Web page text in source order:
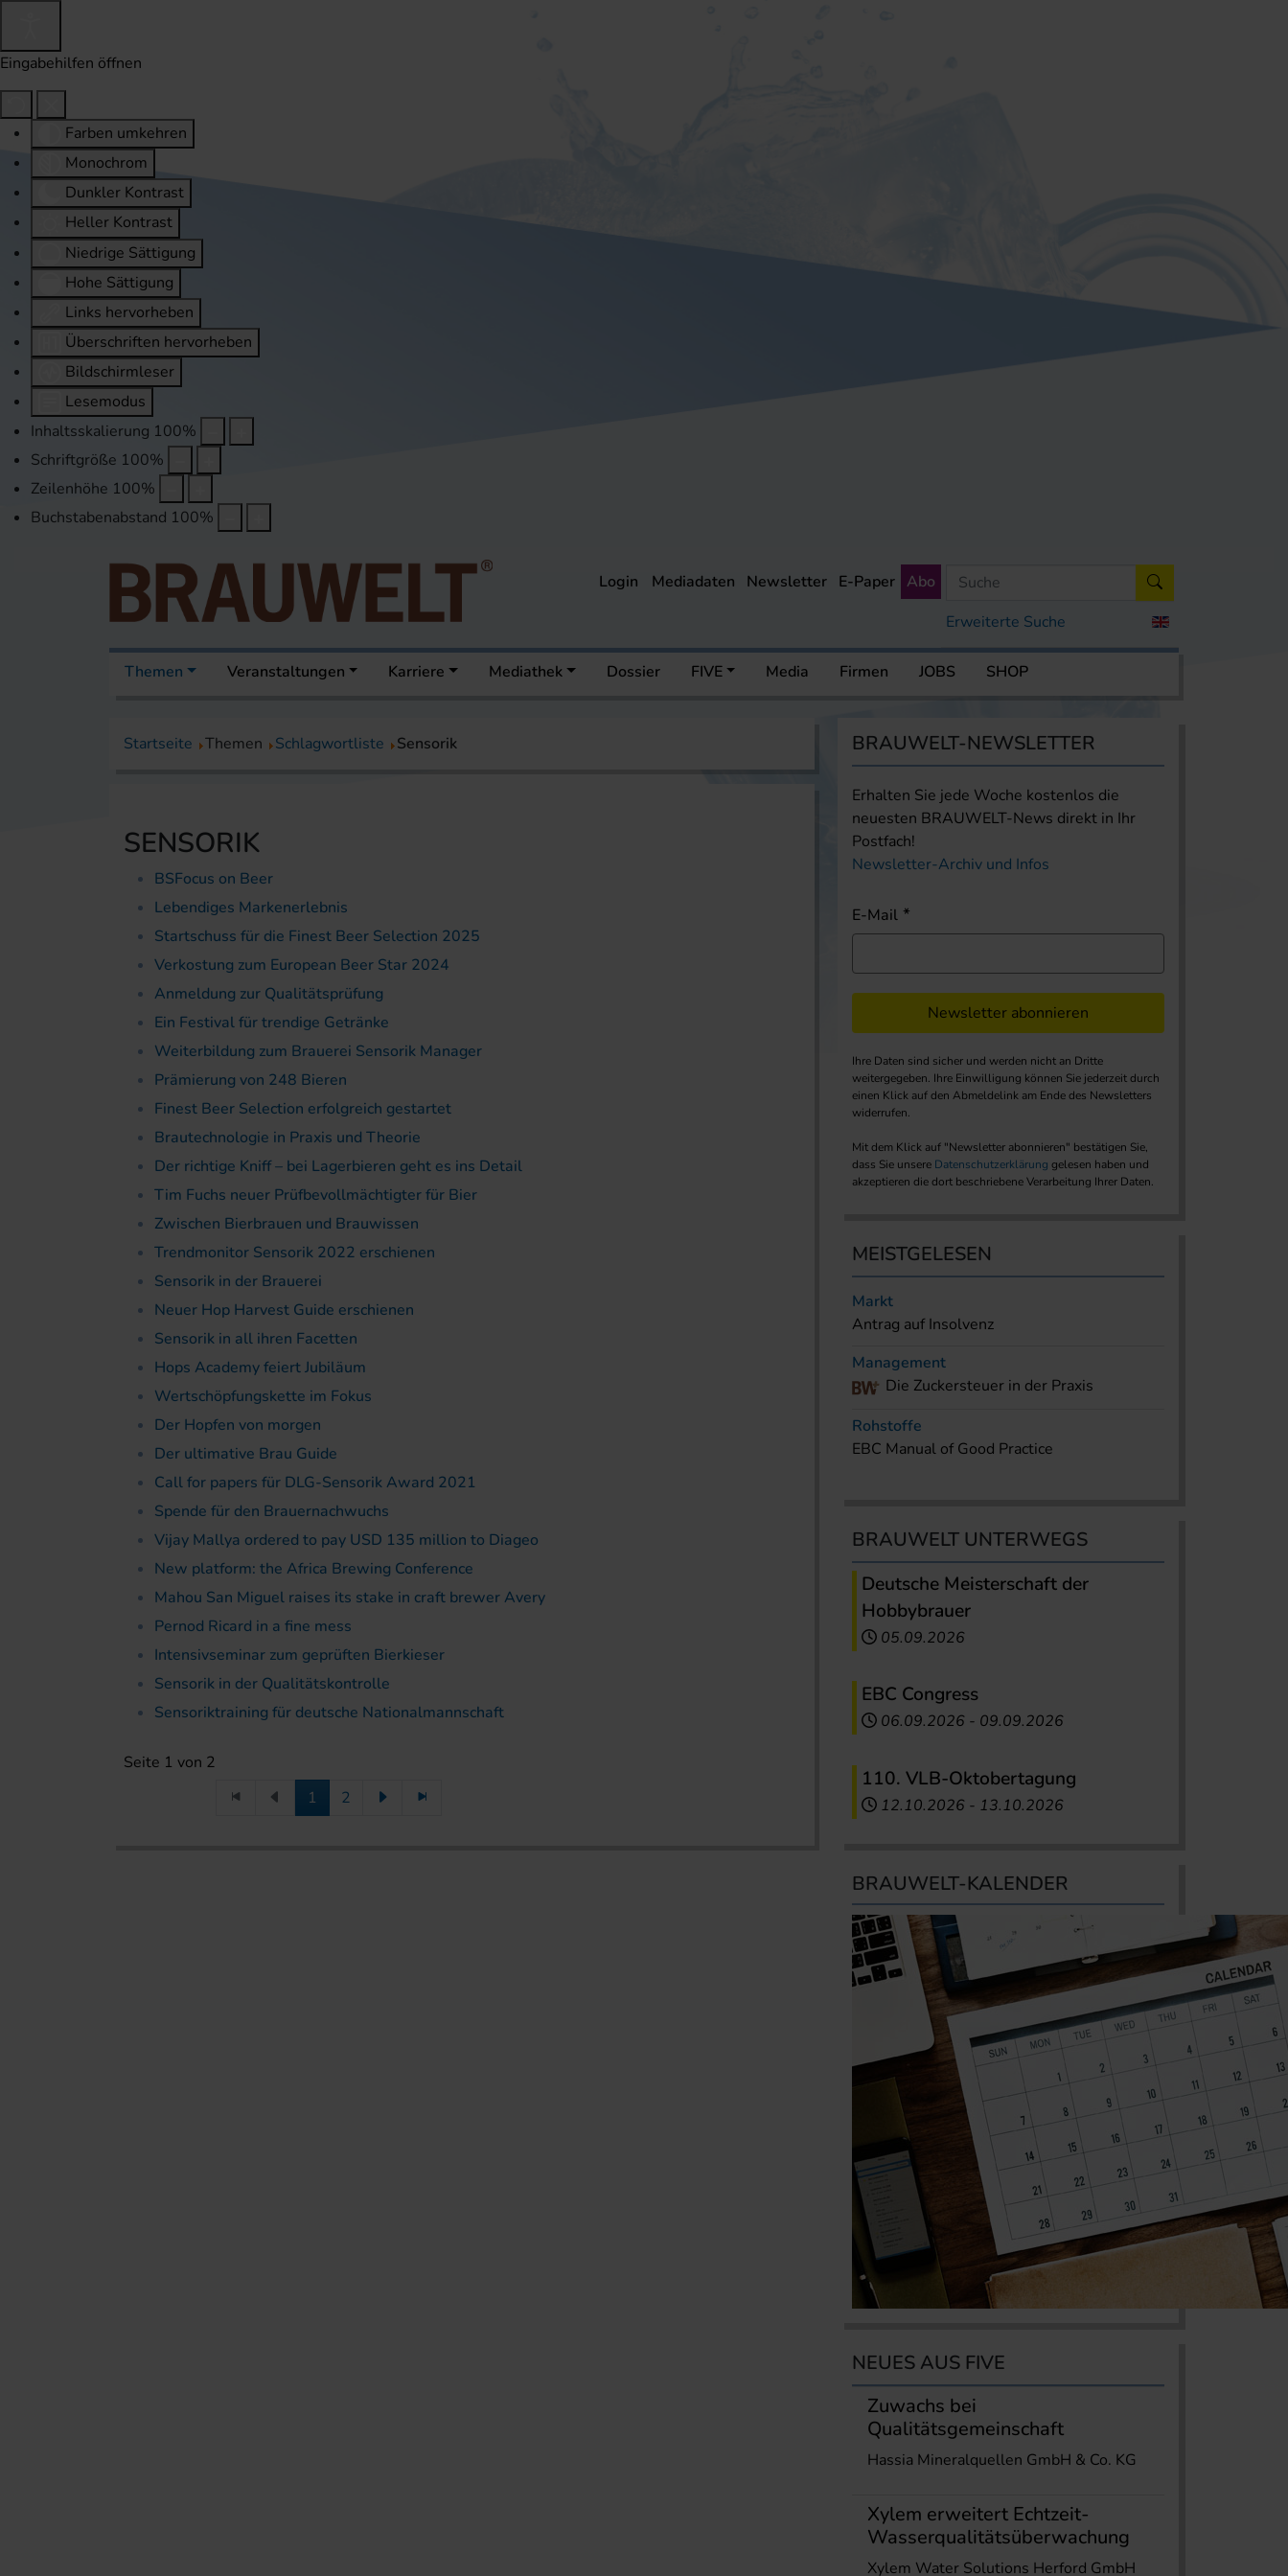
Eingabehilfen öffnen
Farben umkehren
Monochrom
Dunkler Kontrast
Heller Kontrast
Niedrige Sättigung
Hohe Sättigung
Links hervorheben
Überschriften hervorheben
Bildschirmleser
Lesemodus
Inhaltsskalierung 100%
Schriftgröße 100%
Zeilenhöhe 100%
Buchstabenabstand 100%
Erweiterte Suche
Login Mediadaten Newsletter E-Paper Abo
Themen Veranstaltungen Karriere Mediathek Dossier FIVE Media Firmen JOBS SHOP
Startseite Themen Schlagwortliste Sensorik
SENSORIK
BSFocus on Beer
Lebendiges Markenerlebnis
Startschuss für die Finest Beer Selection 2025
Verkostung zum European Beer Star 2024
Anmeldung zur Qualitätsprüfung
Ein Festival für trendige Getränke
Weiterbildung zum Brauerei Sensorik Manager
Prämierung von 248 Bieren
Finest Beer Selection erfolgreich gestartet
Brautechnologie in Praxis und Theorie
Der richtige Kniff – bei Lagerbieren geht es ins Detail
Tim Fuchs neuer Prüfbevollmächtigter für Bier
Zwischen Bierbrauen und Brauwissen
Trendmonitor Sensorik 2022 erschienen
Sensorik in der Brauerei
Neuer Hop Harvest Guide erschienen
Sensorik in all ihren Facetten
Hops Academy feiert Jubiläum
Wertschöpfungskette im Fokus
Der Hopfen von morgen
Der ultimative Brau Guide
Call for papers für DLG-Sensorik Award 2021
Spende für den Brauernachwuchs
Vijay Mallya ordered to pay USD 135 million to Diageo
New platform: the Africa Brewing Conference
Mahou San Miguel raises its stake in craft brewer Avery
Pernod Ricard in a fine mess
Intensivseminar zum geprüften Bierkieser
Sensorik in der Qualitätskontrolle
Sensoriktraining für deutsche Nationalmannschaft
Seite 1 von 2
1
2
BRAUWELT-NEWSLETTER
Erhalten Sie jede Woche kostenlos die
neuesten BRAUWELT-News direkt in Ihr
Postfach!
Newsletter-Archiv und Infos
E-Mail
Newsletter abonnieren
Ihre Daten sind sicher und werden nicht an Dritte
weitergegeben. Ihre Einwilligung können Sie jederzeit durch
einen Klick auf den Abmeldelink am Ende des Newsletters
widerrufen.
Mit dem Klick auf "Newsletter abonnieren" bestätigen Sie,
dass Sie unsere Datenschutzerklärung gelesen haben und
akzeptieren die dort beschriebene Verarbeitung Ihrer Daten.
MEISTGELESEN
Markt
Antrag auf Insolvenz
Management
Die Zuckersteuer in der Praxis
Rohstoffe
EBC Manual of Good Practice
BRAUWELT UNTERWEGS
Deutsche Meisterschaft der
Hobbybrauer
05.09.2026
EBC Congress
06.09.2026 - 09.09.2026
110. VLB-Oktobertagung
12.10.2026 - 13.10.2026
BRAUWELT-KALENDER
NEUES AUS FIVE
Zuwachs bei
Qualitätsgemeinschaft
Hassia Mineralquellen GmbH & Co. KG
Xylem erweitert Echtzeit-
Wasserqualitätsüberwachung
Xylem Water Solutions Herford GmbH